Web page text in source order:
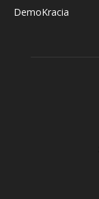
DemoKracia